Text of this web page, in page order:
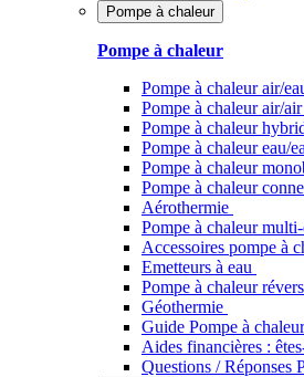
Pompe à chaleur
Pompe à chaleur
Pompe à chaleur air/
Pompe à chaleur air/air
Pompe à chaleur
Pompe à chaleur​ eau/
Pompe à chaleur
Pompe à chaleur
Aérothermie
Pompe à chaleur
Accessoires pompe à
Emetteurs à eau
Pompe à chaleur
Géothermie
Guide Pompe à chaleur
Aides financières :
Questions / Réponses